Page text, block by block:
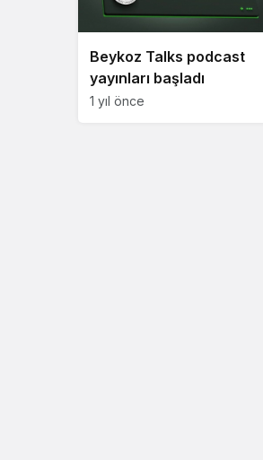
Beykoz Talks podcast
yayınları başladı
1 yıl önce